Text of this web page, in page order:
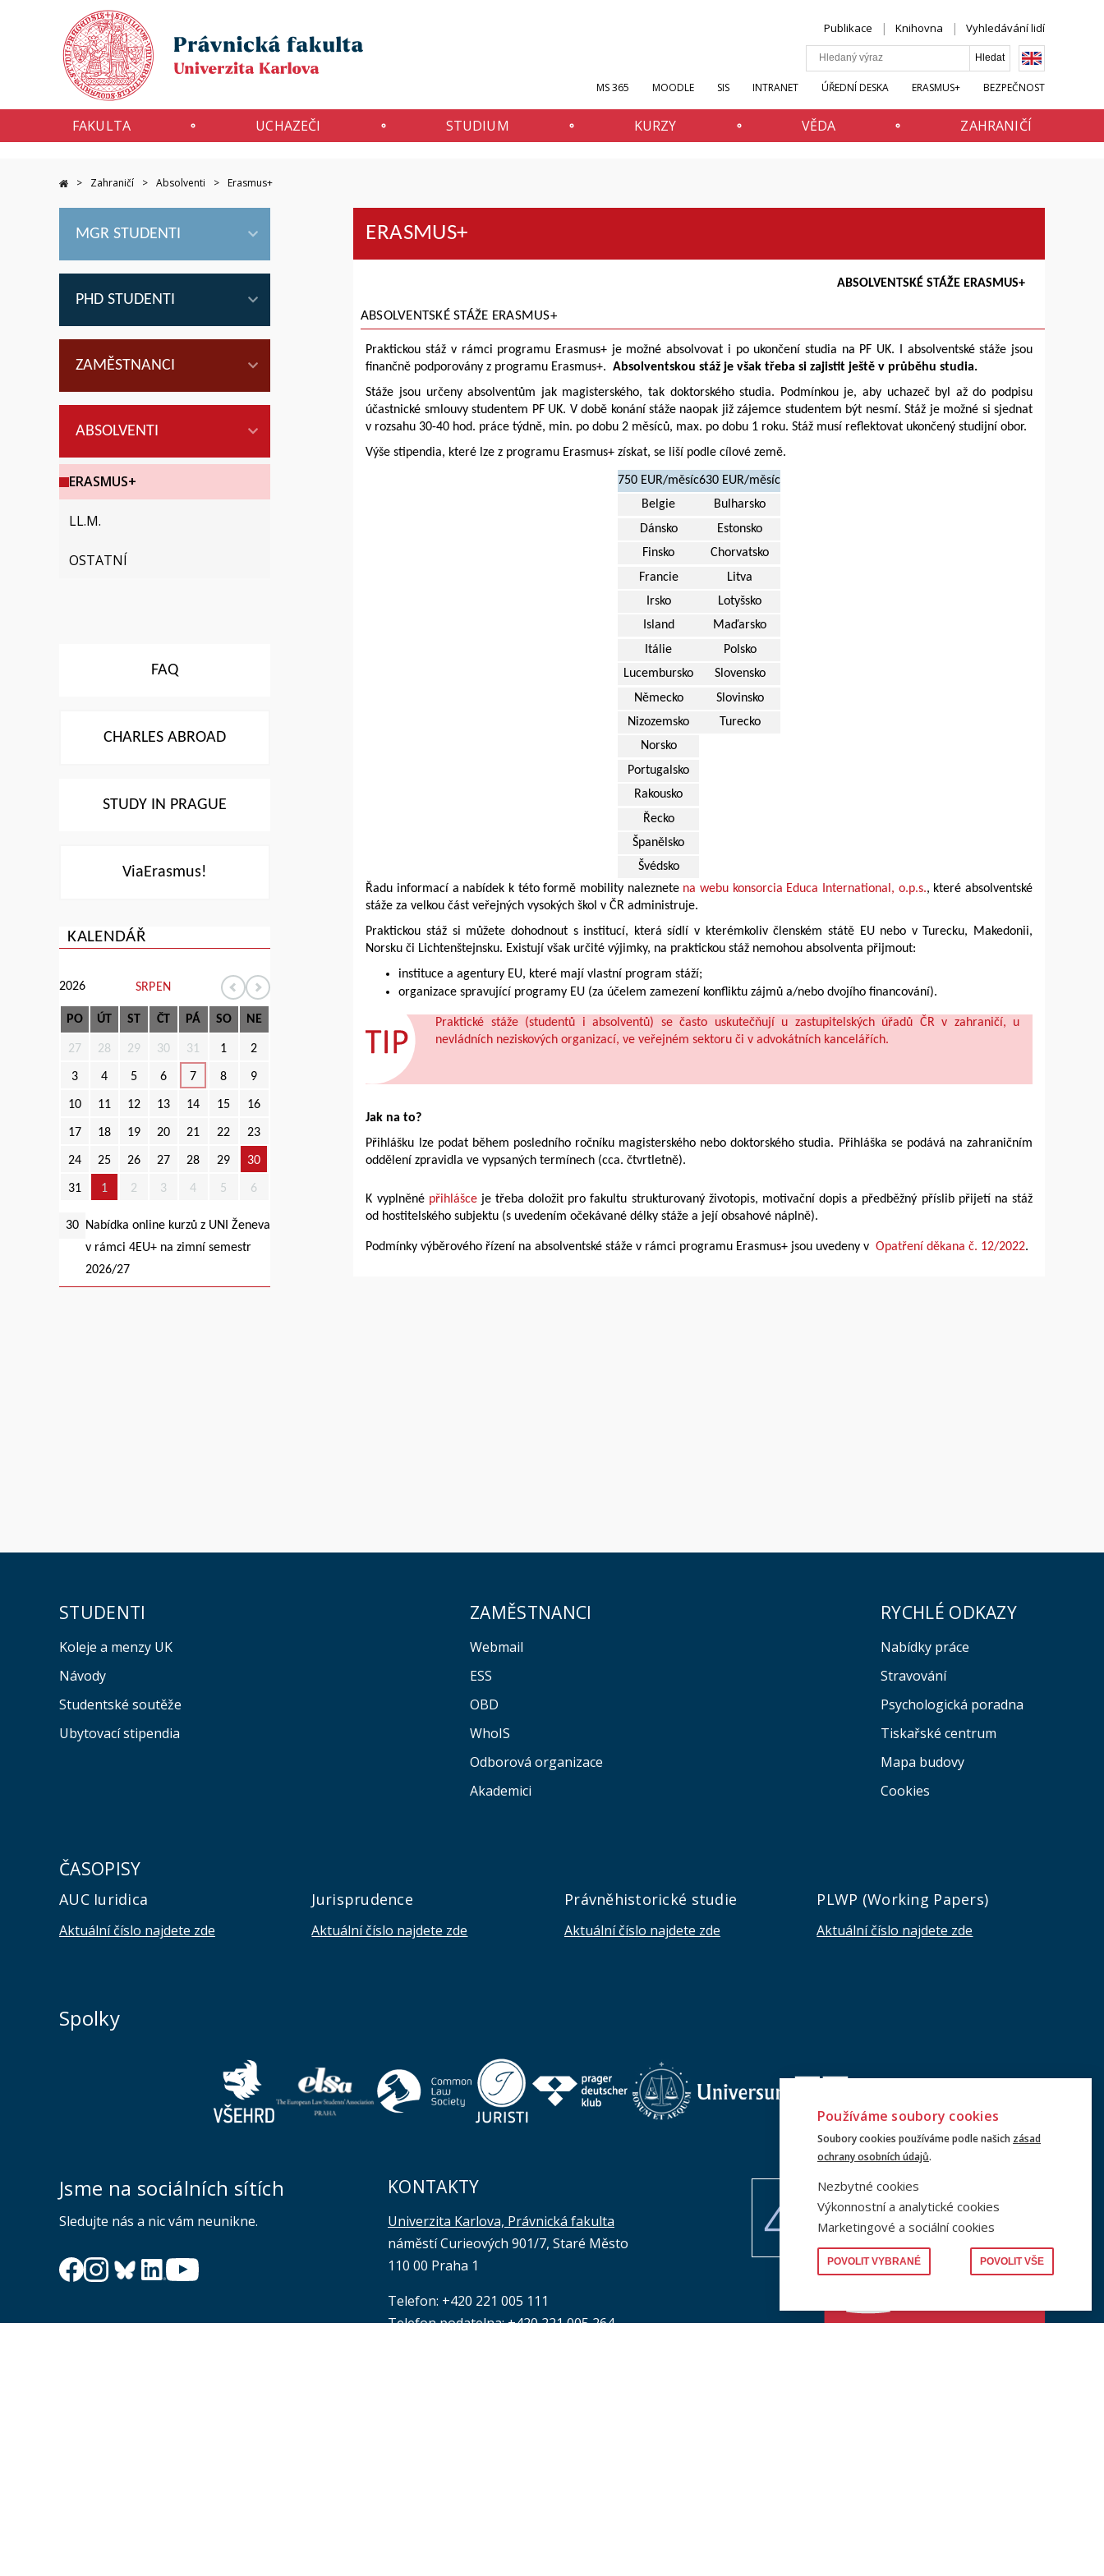
Publikace Knihovna Vyhledávání lidí
MS 365 MOODLE SIS INTRANET ÚŘEDNÍ DESKA ERASMUS+ BEZPEČNOST
FAKULTA UCHAZEČI STUDIUM KURZY VĚDA ZAHRANIČÍ
Zahraničí Absolventi Erasmus+
MGR STUDENTI
PHD STUDENTI
ZAMĚSTNANCI
ABSOLVENTI
ERASMUS+
LL.M.
OSTATNÍ
FAQ
CHARLES ABROAD
STUDY IN PRAGUE
ViaErasmus!
KALENDÁŘ
2026 SRPEN
PO ÚT ST ČT PÁ SO NE
27 28 29 30 31 1 2
3 4 5 6 7 8 9
10 11 12 13 14 15 16
17 18 19 20 21 22 23
24 25 26 27 28 29 30
31 1 2 3 4 5 6
30
Nabídka online kurzů z UNI Ženeva
v rámci 4EU+ na zimní semestr
2026/27
ERASMUS+
ABSOLVENTSKÉ STÁŽE ERASMUS+
ABSOLVENTSKÉ STÁŽE ERASMUS+
Praktickou stáž v rámci programu Erasmus+ je možné absolvovat i po ukončení studia na PF UK. I absolventské stáže jsou
finančně podporovány z programu Erasmus+.Absolventskou stáž je však třeba si zajistit ještě v průběhu studia.
Stáže jsou určeny absolventům jak magisterského, tak doktorského studia. Podmínkou je, aby uchazeč byl až do podpisu
účastnické smlouvy studentem PF UK. V době konání stáže naopak již zájemce studentem být nesmí. Stáž je možné si sjednat
v rozsahu 30-40 hod. práce týdně, min. po dobu 2 měsíců, max. po dobu 1 roku. Stáž musí reflektovat ukončený studijní obor.
Výše stipendia, které lze z programu Erasmus+ získat, se liší podle cílové země.
750 EUR/měsíc
Belgie
Dánsko
Finsko
Francie
Irsko
Island
Itálie
Lucembursko
Německo
Nizozemsko
Norsko
Portugalsko
Rakousko
Řecko
Španělsko
Švédsko
630 EUR/měsíc
Bulharsko
Estonsko
Chorvatsko
Litva
Lotyšsko
Maďarsko
Polsko
Slovensko
Slovinsko
Turecko
Řadu informací a nabídek k této formě mobility naleznete na webu konsorcia Educa International, o.p.s., které absolventské
stáže za velkou část veřejných vysokých škol v ČR administruje.
Praktickou stáž si můžete dohodnout s institucí, která sídlí v kterémkoliv členském státě EU nebo v Turecku, Makedonii,
Norsku či Lichtenštejnsku. Existují však určité výjimky, na praktickou stáž nemohou absolventa přijmout:
instituce a agentury EU, které mají vlastní program stáží;
organizace spravující programy EU (za účelem zamezení konfliktu zájmů a/nebo dvojího financování).
Praktické stáže (studentů i absolventů) se často uskutečňují u zastupitelských úřadů ČR v zahraničí, u
nevládních neziskových organizací, ve veřejném sektoru či v advokátních kancelářích.
Jak na to?
Přihlášku lze podat během posledního ročníku magisterského nebo doktorského studia. Přihláška se podává na zahraničním
oddělení zpravidla ve vypsaných termínech (cca. čtvrtletně).
K vyplněné přihlášce je třeba doložit pro fakultu strukturovaný životopis, motivační dopis a předběžný příslib přijetí na stáž
od hostitelského subjektu (s uvedením očekávané délky stáže a její obsahové náplně).
Podmínky výběrového řízení na absolventské stáže v rámci programu Erasmus+ jsou uvedeny vOpatření děkana č. 12/2022.
STUDENTI
Koleje a menzy UK
Návody
Studentské soutěže
Ubytovací stipendia
ZAMĚSTNANCI
Webmail
ESS
OBD
WhoIS
Odborová organizace
Akademici
RYCHLÉ ODKAZY
Nabídky práce
Stravování
Psychologická poradna
Tiskařské centrum
Mapa budovy
Cookies
ČASOPISY
AUC Iuridica
Aktuální číslo najdete zde
Jurisprudence
Aktuální číslo najdete zde
Právněhistorické studie
Aktuální číslo najdete zde
PLWP (Working Papers)
Aktuální číslo najdete zde
Spolky
Jsme na sociálních sítích
Sledujte nás a nic vám neunikne.
KONTAKTY
Univerzita Karlova, Právnická fakulta
náměstí Curieových 901/7, Staré Město
110 00 Praha 1
Telefon: +420 221 005 111
Telefon podatelna:+420 221 005 264
Používáme soubory cookies
Soubory cookies používáme podle našich zásad
ochrany osobních údajů.
Nezbytné cookies
Výkonnostní a analytické cookies
Marketingové a sociální cookies
POVOLIT VYBRANÉ POVOLIT VŠE